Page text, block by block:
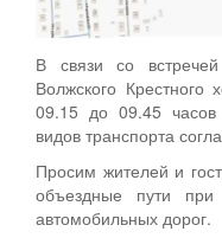
В связи со
Волжского
09.15 до 09.45 часов
видов транспорта
Просим жителей и
объездные пути
автомобильных дорог.